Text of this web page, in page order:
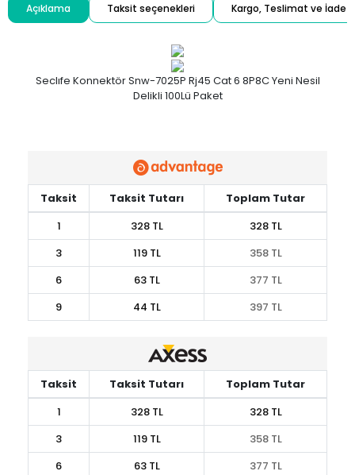
Açıklama Taksit seçenekleri Kargo, Teslimat ve İade
Seclıfe Konnektör Snw-7025P Rj45 Cat 6 8P8C Yeni Nesil
Delikli 100Lü Paket
Taksit Taksit Tutarı
Toplam Tutar
1
328 TL
328 TL
3
119 TL
358 TL
6
63 TL
377 TL
9
44 TL 397 TL
Taksit Taksit Tutarı
Toplam Tutar
1
328 TL
328 TL
3
119 TL
358 TL
6
63 TL
377 TL